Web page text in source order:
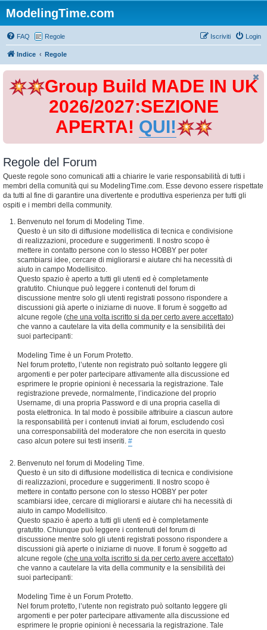
ModelingTime.com
FAQ Regole Login
Iscriviti
Indice Regole
Group Build MADE IN UK
2026/2027:SEZIONE
APERTA! QUI!
Regole del Forum
Queste regole sono comunicati atti a chiarire le varie responsabilità di tutti i
membri della comunità qui su ModelingTime.com. Esse devono essere rispettate
da tutti al fine di garantire una divertente e produttiva esperienza per tutti gli
ospiti e i membri della community.
Benvenuto nel forum di Modeling Time.
Questo è un sito di diffusione modellistica di tecnica e condivisione
di realizzazioni, procedure e suggerimenti. Il nostro scopo è
mettere in contatto persone con lo stesso HOBBY per poter
scambiarsi idee, cercare di migliorarsi e aiutare chi ha necessità di
aiuto in campo Modellisitco.
Questo spazio è aperto a tutti gli utenti ed è completamente
gratutito. Chiunque può leggere i contenuti del forum di
discussione mentre solo gli utenti registrati possono rispondere a
discussioni già aperte o iniziarne di nuove. Il forum è soggetto ad
alcune regole (che una volta iscritto si da per certo avere accettato)
che vanno a cautelare la vita della community e la sensibilità dei
suoi partecipanti:
Modeling Time è un Forum Protetto.
Nel forum protetto, l’utente non registrato può soltanto leggere gli
argomenti e per poter partecipare attivamente alla discussione ed
esprimere le proprie opinioni è necessaria la registrazione. Tale
registrazione prevede, normalmente, l’indicazione del proprio
Username, di una propria Password e di una propria casella di
posta elettronica. In tal modo è possibile attribuire a ciascun autore
la responsabilità per i contenuti inviati ai forum, escludendo così
una corresponsabilità del moderatore che non esercita in questo
caso alcun potere sui testi inseriti. #
Benvenuto nel forum di Modeling Time.
Questo è un sito di diffusione modellistica di tecnica e condivisione
di realizzazioni, procedure e suggerimenti. Il nostro scopo è
mettere in contatto persone con lo stesso HOBBY per poter
scambiarsi idee, cercare di migliorarsi e aiutare chi ha necessità di
aiuto in campo Modellisitco.
Questo spazio è aperto a tutti gli utenti ed è completamente
gratutito. Chiunque può leggere i contenuti del forum di
discussione mentre solo gli utenti registrati possono rispondere a
discussioni già aperte o iniziarne di nuove. Il forum è soggetto ad
alcune regole (che una volta iscritto si da per certo avere accettato)
che vanno a cautelare la vita della community e la sensibilità dei
suoi partecipanti:
Modeling Time è un Forum Protetto.
Nel forum protetto, l’utente non registrato può soltanto leggere gli
argomenti e per poter partecipare attivamente alla discussione ed
esprimere le proprie opinioni è necessaria la registrazione. Tale